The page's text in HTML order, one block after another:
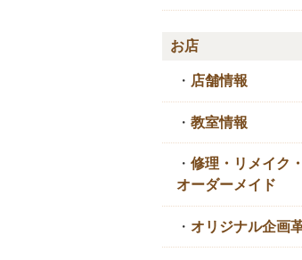
お店
・ 店舗情報
・ 教室情報
・ 修理・リメイク・
オーダーメイド
・ オリジナル企画